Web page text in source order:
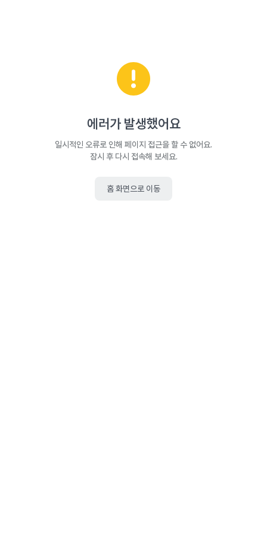
에러가 발생했어요
일시적인 오류로 인해 페이지 접근을 할 수 없어요.
잠시 후 다시 접속해 보세요.
홈 화면으로 이동